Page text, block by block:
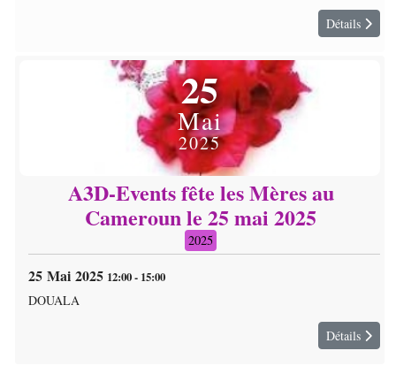
Détails
25
Mai
2025
A3D-Events fête les Mères au
Cameroun le 25 mai 2025
2025
25 Mai 2025 12:00- 15:00
DOUALA
Détails